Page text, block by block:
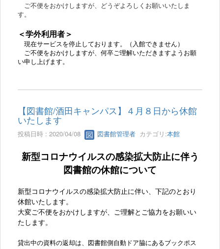
ご不便をおかけしますが、どうぞよろしくお願いいたしま
す。
＜学外利用者＞
現在サービスを停止しております。（入館できません）
ご不便をおかけしますが、何卒ご理解いただきますようお願
い申し上げます。
【図書館/酒田キャンパス】４月８日から休館
いたします
投稿日時 : 2020/04/08 図書館管理者 カテゴリ:本館
新型コロナウイルスの感染拡大防止に伴う
図書館の休館について
新型コロナウイルスの感染拡大防止に伴い、下記のとおり
休館いたします。
大変ご不便をおかけしますが、ご理解とご協力をお願いい
たします。
貸出中の資料の返却は、図書館側自動ドア脇にあるブックポス